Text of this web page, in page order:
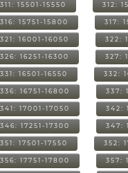
311: 15501-15550 312:
316: 15751-15800 317:
321: 16001-16050 322:
326: 16251-16300 327:
331: 16501-16550 332:
336: 16751-16800 337:
341: 17001-17050 342:
346: 17251-17300 347:
351: 17501-17550 352:
356: 17751-17800 357: